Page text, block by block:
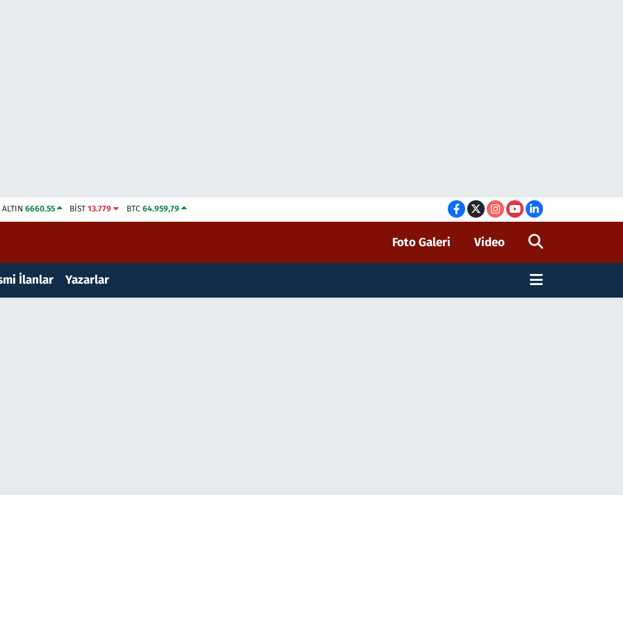
ALTIN 6660.55 BİST13.779 BTC 64.959,79
Foto Galeri Video
İlanlar Yazarlar